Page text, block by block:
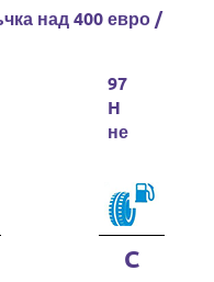
над 400 евро /
97
H
не
C